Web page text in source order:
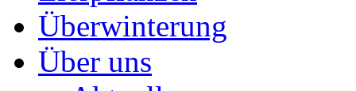
Überwinterung
Über uns